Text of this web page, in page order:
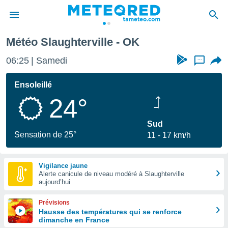
de
Météo Slaughterville - OK
06:25 Samedi ...
Ensoleillé
24°
Sensation de 25°
Sud
11
17 km/h
Vigilance jaune
Alerte canicule de niveau modéré à Slaughterville
aujourd’hui
Prévisions
Hausse des températures qui se renforce
dimanche en France